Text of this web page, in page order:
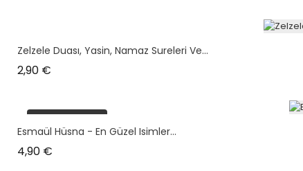
Zelzele Duası, Yasin, Namaz Sureleri Ve...
2,90 €
plus en stock
Esmaül Hüsna - En Güzel Isimler...
4,90 €